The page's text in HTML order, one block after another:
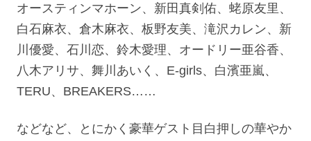
オースティンマホーン、新田真剣佑、蛯原友里、
白石麻衣、倉木麻衣、板野友美、滝沢カレン、新
川優愛、石川恋、鈴木愛理、オードリー亜谷香、
八木アリサ、舞川あいく、E-girls、白濱亜嵐、
TERU、BREAKERS……
などなど、とにかく豪華ゲスト目白押しの華やか